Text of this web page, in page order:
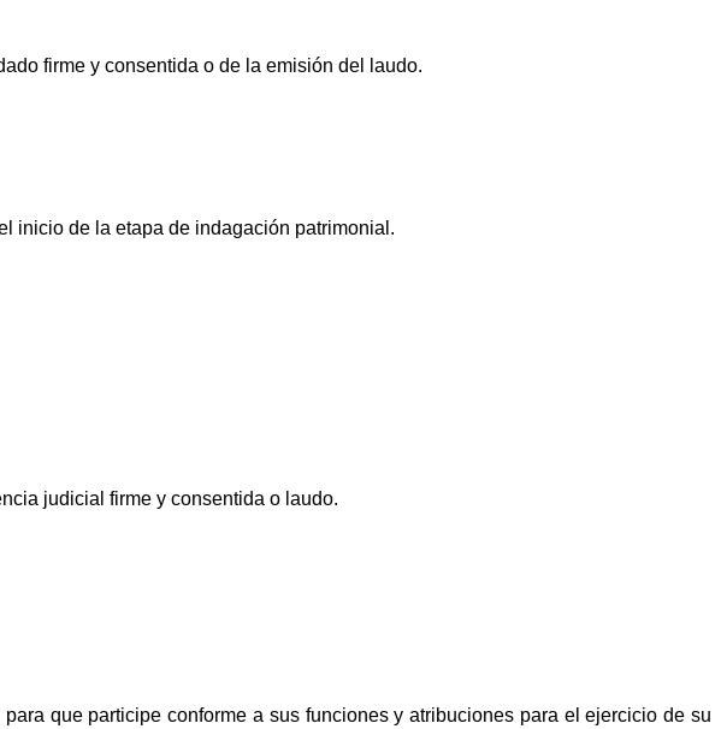
firme y consentida o de la emisión del laudo.
inicio de la etapa de indagación patrimonial.
judicial firme y consentida o laudo.
que participe conforme a sus funciones y atribuciones para el ejercicio de su